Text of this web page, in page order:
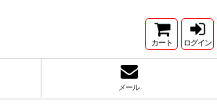
カート ログイン
メール